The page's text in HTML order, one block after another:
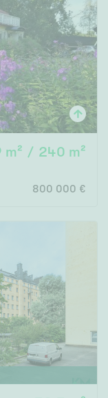
m² / 240 m²
800 000 €